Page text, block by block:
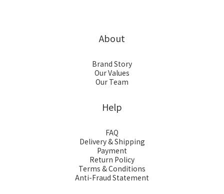
About
Brand Story
Our Values
Our Team
Help
FAQ
Delivery & Shipping
Payment
Return Policy
Terms & Conditions
Anti-Fraud Statement